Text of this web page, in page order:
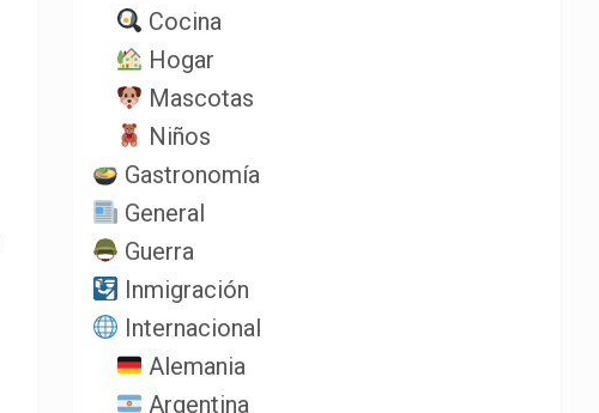
Cocina
Hogar
Mascotas
Niños
Gastronomía
General
Guerra
Inmigración
Internacional
Alemania
Argentina